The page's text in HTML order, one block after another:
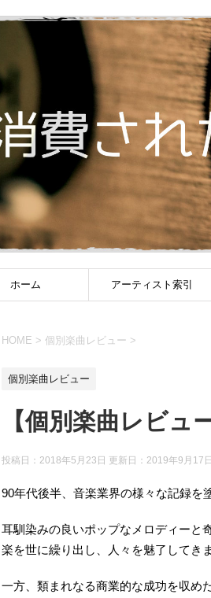
ホーム アーティスト索引
HOME > 個別楽曲レビュー >
個別楽曲レビュー
【個別楽曲レビュ
投稿日：2018年5月23日 更新日： 2019年9月17日
90年代後半、音楽業界の様々な記録を
耳馴染みの良いポップなメロディーと
楽を世に繰り出し、人々を魅了してき
一方、類まれなる商業的な成功を収め